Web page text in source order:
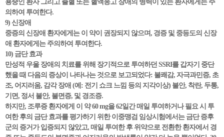
용중인 환자 그리고 출혈 또는 혈액응고 장애의 병력이 있는 환자에게는 주
의하여 투여한다.
9) 신장애
중증의 신장애 환자에게는 이 약이 권장되지 않으며, 경증 및 중등도의 신장
애 환자에게는 주의하여 투여한다.
10) 금단 효과
만성적 우울 장애의 치료를 위해 장기적으로 투여하던 SSRI를 갑자기 중단
했을 때 다음의 증상이 나타나는 것으로 보고되었다: 불쾌감, 자극과민증, 초
조, 어지러움, 감각 장애 (예: 전기 쇼크 느낌 등의 지각이상) 불안, 착란, 두통,
기면, 정서 불안, 불면증, 및 경조증.
하지만, 조루증 환자에게 이 약 60 mg을 62일간 매일 투여하거나 필요 시 투
여한 후의 금단 효과를 평가하기 위한 이중맹검 임상시험에서는 금단 증후
군의 증거가 입증되지 않았고, 매일 투여한 후 위약으로 전환한 환자에서 경